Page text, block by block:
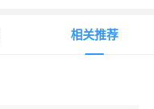
相关推荐